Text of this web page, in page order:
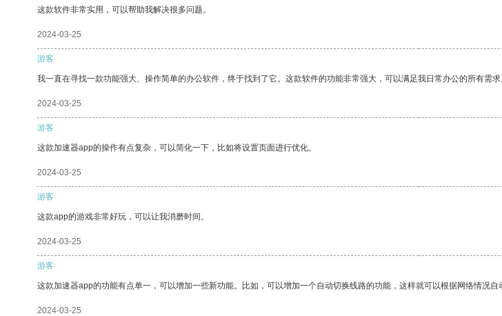
这款软件非常实用，可以帮助我解决很多问题。
2024-03-25
游客
我一直在寻找一款功能强大、操作简单的办公软件，终于找到了它。这款软件的功能非常强大，可以满足我日常办公的所有需
2024-03-25
游客
这款加速器app的操作有点复杂，可以简化一下，比如将设置页面进行优化。
2024-03-25
游客
这款app的游戏非常好玩，可以让我消磨时间。
2024-03-25
游客
这款加速器app的功能有点单一，可以增加一些新功能。比如，可以增加一个自动切换线路的功能，这样就可以根据网络情况自
2024-03-25